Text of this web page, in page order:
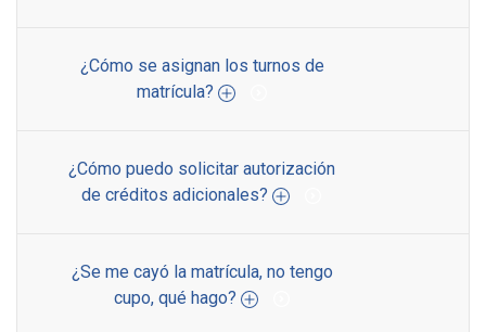
¿Cómo se asignan los turnos de
matrícula?
¿Cómo puedo solicitar autorización
de créditos adicionales?
¿Se me cayó la matrícula, no tengo
cupo, qué hago?